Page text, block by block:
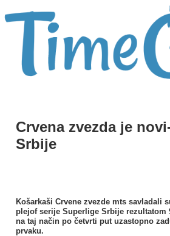
Crvena zvezda je
Srbije
Košarkaši Crvene zvezde mts savladali
plejof serije Superlige Srbije rezultatom
na taj način po četvrti put uzastopno
prvaku.